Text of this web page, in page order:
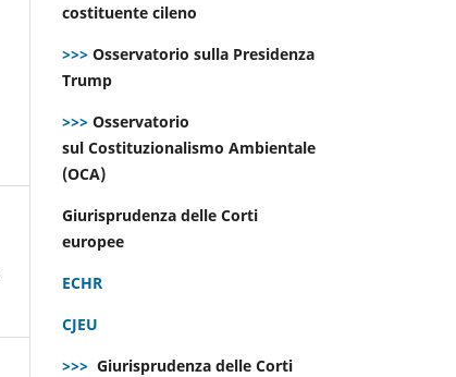
costituente cileno
>>> Osservatorio sulla Presidenza
Trump
>>> Osservatorio
sul Costituzionalismo Ambientale
(OCA)
Giurisprudenza delle Corti
europee
ECHR
CJEU
>>> Giurisprudenza delle Corti